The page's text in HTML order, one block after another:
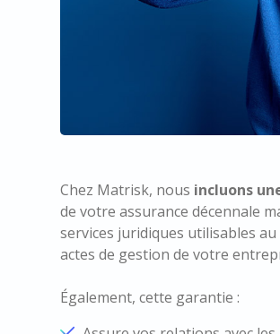
Chez Matrisk, nous incluons
de votre assurance décennale
services juridiques utilisables
actes de gestion de votre
Également, cette garantie :